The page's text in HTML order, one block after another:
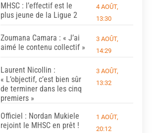
MHSC : l’effectif est le
plus jeune de la Ligue 2
4 AOÛT,
13:30
Zoumana Camara : « J’ai
aimé le contenu collectif »
3 AOÛT,
14:29
Laurent Nicollin :
« L’objectif, c’est bien sûr
de terminer dans les cinq
premiers »
3 AOÛT,
13:32
Officiel : Nordan Mukiele
rejoint le MHSC en prêt !
1 AOÛT,
20:12